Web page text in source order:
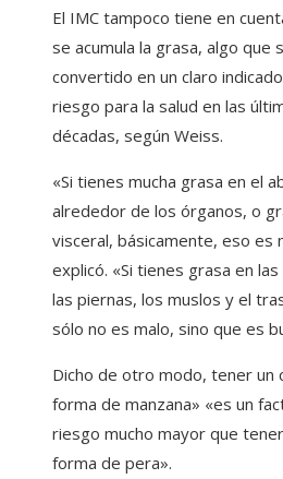
El IMC tampoco tiene en
se acumula la grasa, algo que
convertido en un claro
riesgo para la salud en las
décadas, según Weiss.
«Si tienes mucha grasa en el
alrededor de los órganos, o
visceral, básicamente, eso es
explicó. «Si tienes grasa en
las piernas, los muslos y el
sólo no es malo, sino que es
Dicho de otro modo, tener un
forma de manzana» «es un
riesgo mucho mayor que
forma de pera».